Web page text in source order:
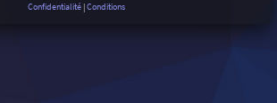
Confidentialité |Conditions